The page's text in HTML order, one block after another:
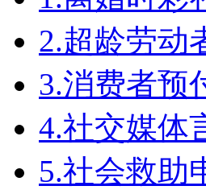
2.超龄劳动
3.消费者预
4.社交媒
5.社会救助